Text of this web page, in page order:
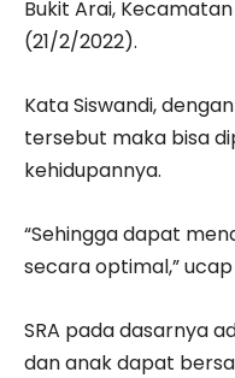
Bukit Arai,
(21/2/2022).
Kata Siswandi,
tersebut maka bisa
kehidupannya.
“Sehingga dapat
secara optimal,” ucap
SRA pada dasarnya
dan anak dapat